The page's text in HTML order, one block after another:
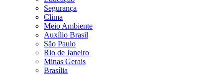
Segurança
Clima
Meio Ambiente
Auxílio Brasil
São Paulo
Rio de Janeiro
Minas Gerais
Brasília